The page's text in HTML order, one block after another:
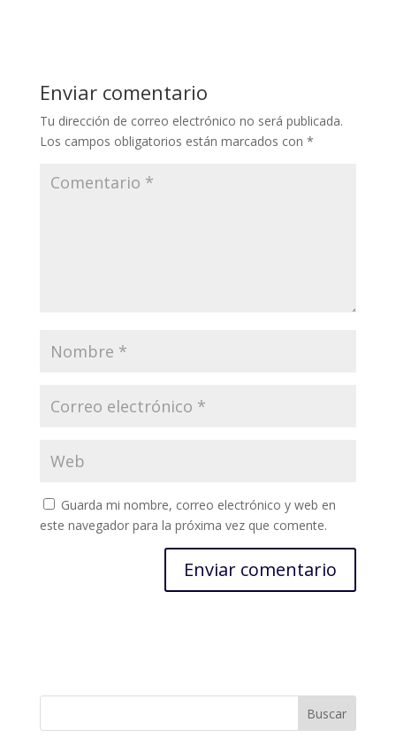
Enviar comentario
Tu dirección de correo electrónico no será publicada.
Los campos obligatorios están marcados con *
Guarda mi nombre, correo electrónico y web en
este navegador para la próxima vez que comente.